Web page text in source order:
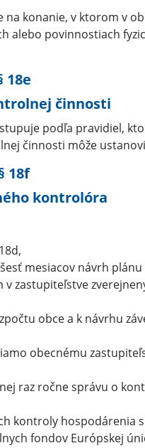
konanie, v ktorom v
alebo povinnostiach
18e
činnosti
podľa pravidiel,
činnosti môže
18f
kontrolóra
mesiacov návrh
zastupiteľstve
obce a k návrhu
obecnému
raz ročne správu o
kontroly hospodárenia
fondov Európskej